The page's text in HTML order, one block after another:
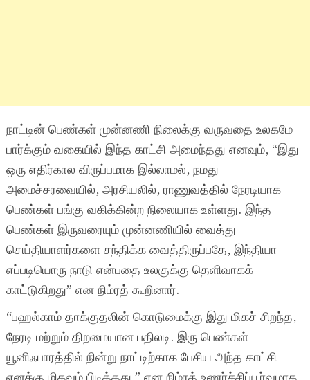
நாட்டின் பெண்கள் முன்னணி நிலைக்கு வருவதை உலகமே
பார்க்கும் வகையில் இந்த காட்சி அமைந்தது எனவும், “இது
ஒரு எதிர்கால விருப்பமாக இல்லாமல், நமது
அமைச்சரவையில், அரசியலில், ராணுவத்தில் நேரடியாக
பெண்கள் பங்கு வகிக்கின்ற நிலையாக உள்ளது. இந்த
பெண்கள் இருவரையும் முன்னணியில் வைத்து
செய்தியாளர்களை சந்திக்க வைத்திருப்பதே, இந்தியா
எப்படியொரு நாடு என்பதை உலகுக்கு தெளிவாகக்
காட்டுகிறது” என நிம்ரத் கூறினார்.
“பஹல்காம் தாக்குதலின் கொடுமைக்கு இது மிகச் சிறந்த,
நேரடி மற்றும் திறமையான பதிலடி. இரு பெண்கள்
யூனிஃபாரத்தில் நின்று நாட்டிற்காக பேசிய அந்த காட்சி